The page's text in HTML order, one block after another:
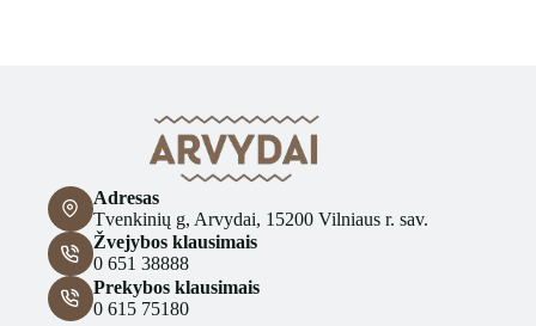
Adresas
Tvenkinių g, Arvydai, 15200 Vilniaus r. sav.
Žvejybos klausimais
0 651 38888
Prekybos klausimais
0 615 75180